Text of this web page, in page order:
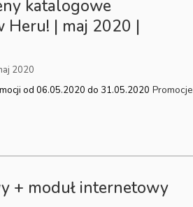
katalogowe
Heru! | maj 2020 |
2020
od 06.05.2020 do 31.05.2020 Promocje
+ moduł internetowy